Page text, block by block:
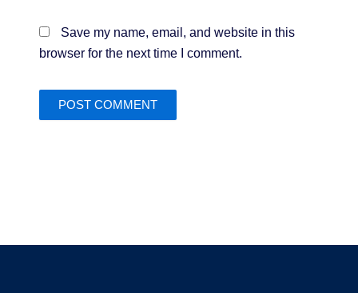
Save my name, email, and website in this
browser for the next time I comment.